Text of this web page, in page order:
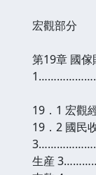
宏觀部分
第19章 國
19．1 宏
19．2 國民
生産